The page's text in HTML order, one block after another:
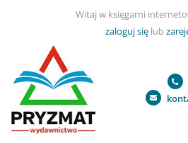
Witaj w księgarni
zaloguj sięlub